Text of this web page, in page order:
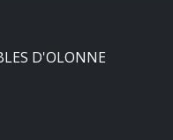
D'OLONNE